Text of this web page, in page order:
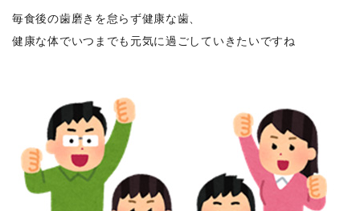
毎食後の歯磨きを怠らず健康な歯、
健康な体でいつまでも元気に過ごしていきたいですね